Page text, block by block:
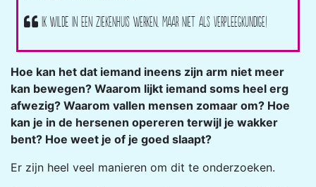
Ik wilde in een ziekenhuis werken, maar niet als verpleegkundige!
Hoe kan het dat iemand ineens zijn arm niet meer
kan bewegen? Waarom lijkt iemand soms heel erg
afwezig? Waarom vallen mensen zomaar om? Hoe
kan je in de hersenen opereren terwijl je wakker
bent? Hoe weet je of je goed slaapt?
Er zijn heel veel manieren om dit te onderzoeken.